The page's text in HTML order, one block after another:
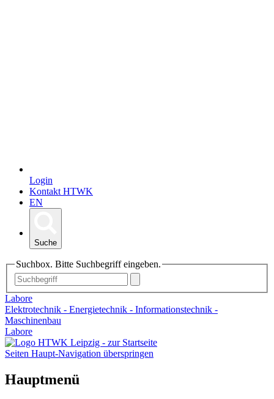
Login
Kontakt HTWK
EN
Suche
Suchbox. Bitte Suchbegriff eingeben.
Labore
Elektrotechnik - Energietechnik - Informationstechnik -
Maschinenbau
Labore
Seiten Haupt-Navigation überspringen
Hauptmenü